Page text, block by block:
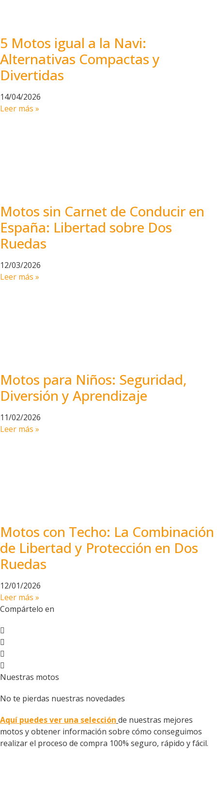
5 Motos igual a la Navi:
Alternativas Compactas y
Divertidas
14/04/2026
Leer más »
Motos sin Carnet de Conducir en
España: Libertad sobre Dos
Ruedas
12/03/2026
Leer más »
Motos para Niños: Seguridad,
Diversión y Aprendizaje
11/02/2026
Leer más »
Motos con Techo: La Combinación
de Libertad y Protección en Dos
Ruedas
12/01/2026
Leer más »
Compártelo en
Nuestras motos
No te pierdas nuestras novedades
Aquí puedes ver una selección de nuestras mejores
motos y obtener información sobre cómo conseguimos
realizar el proceso de compra 100% seguro, rápido y fácil.